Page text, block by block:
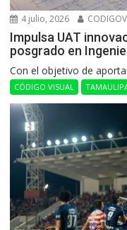
4 julio, 2026
Impulsa UAT
posgrado en
Con el objetivo de
CÓDIGO VISUAL